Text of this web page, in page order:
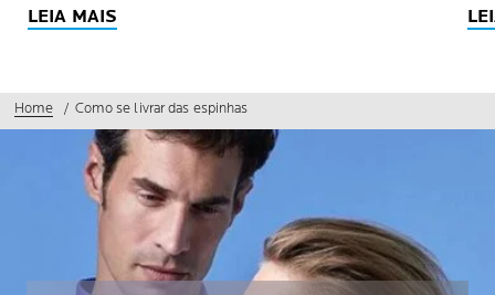
LEIA MAIS
Home Como se livrar das espinhas